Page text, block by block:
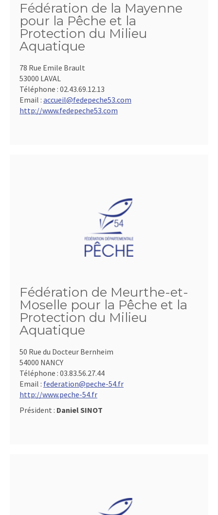
Fédération de la Mayenne
pour la Pêche et la
Protection du Milieu
Aquatique
78 Rue Emile Brault
53000 LAVAL
Téléphone : 02.43.69.12.13
Email : accueil@fedepeche53.com
http://www.fedepeche53.com
Fédération de Meurthe-et-
Moselle pour la Pêche et la
Protection du Milieu
Aquatique
50 Rue du Docteur Bernheim
54000 NANCY
Téléphone : 03.83.56.27.44
Email : federation@peche-54.fr
http://www.peche-54.fr
Président : Daniel SINOT